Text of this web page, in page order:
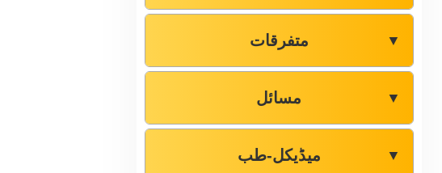
متفرقات ▼
مسائل ▼
میڈیکل-طب ▼